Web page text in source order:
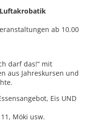
ab 10.00
darf das!“ mit
aus Jahreskursen und
Eis UND
Möki usw.